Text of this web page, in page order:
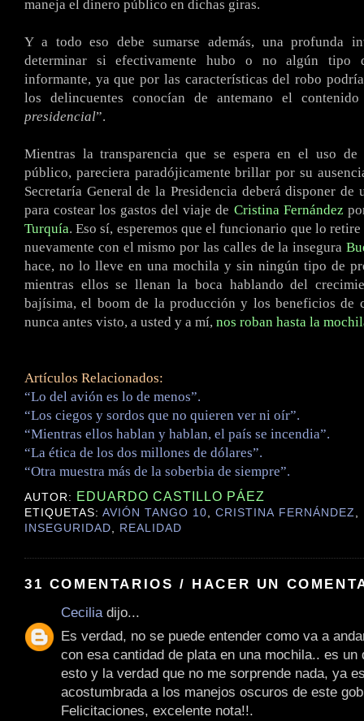
maneja el dinero público en dichas giras.
Y a todo eso debe sumarse además, una profunda
determinar si efectivamente hubo o no algún tipo
informante, ya que por las características del robo
los delincuentes conocían de antemano el
presidencial”.
Mientras la transparencia que se espera en el uso de
público, pareciera paradójicamente brillar por su
Secretaría General de la Presidencia deberá disponer de
para costear los gastos del viaje de Cristina Fernández
Turquía. Eso sí, esperemos que el funcionario que lo retire
nuevamente con el mismo por las calles de la insegura
hace, no lo lleve en una mochila y sin ningún tipo de
mientras ellos se llenan la boca hablando del
bajísima, el boom de la producción y los beneficios de
nunca antes visto, a usted y a mí, nos roban hasta la
Artículos Relacionados:
“Lo del avión es lo de menos”.
“Los ciegos y sordos que no quieren ver ni oír”.
“Mientras ellos hablan y hablan, el país se incendia”.
“La ética de los dos millones de dólares”.
“Otra muestra más de la soberbia de siempre”.
AUTOR: EDUARDO CASTILLO PÁEZ
ETIQUETAS:AVIÓN TANGO 10,CRISTINA FERNÁNDEZ,
INSEGURIDAD, REALIDAD
31 COMENTARIOS / HACER UN
Cecilia dijo...
Es verdad, no se puede entender como va a
con esa cantidad de plata en una mochila.. es un
esto y la verdad que no me sorprende nada, ya
acostumbrada a los manejos oscuros de este
Felicitaciones, excelente nota!!.